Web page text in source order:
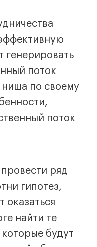
генерировать
поток
ниша по своему
поток
ряд
гипотез,
оказаться
найти те
будут